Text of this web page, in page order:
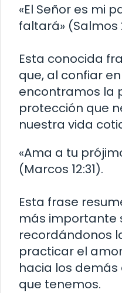
«El Señor es mi
faltará» (Salmos
Esta conocida
que, al confiar
encontramos la
protección que
nuestra vida
«Ama a tu
(Marcos 12:31).
Esta frase
más importante
recordándonos
practicar el
hacia los
que tenemos.